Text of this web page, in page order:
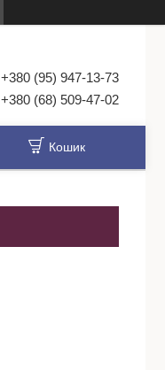
+380 (95) 947-13-73
+380 (68) 509-47-02
Кошик